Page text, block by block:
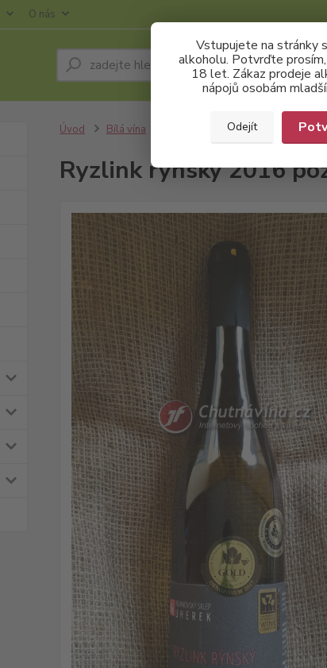
Vstupujete na stránky
alkoholu. Potvrďte
18 let. Zákaz prodeje
nápojů osobám
Odejít
O nás
Úvod Bílá vína Ryzlink rýnský 2016 pozdní
Ryzlink rýnský 2016